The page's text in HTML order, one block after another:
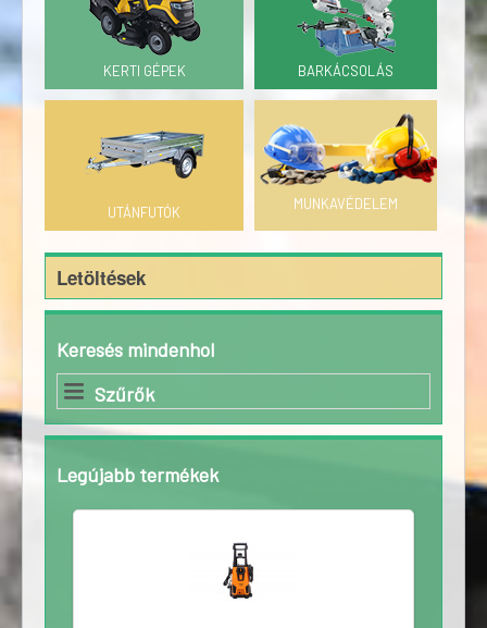
KERTI GÉPEK BARKÁCSOLÁS
UTÁNFUTÓK
MUNKAVÉDELEM
Letöltések
Keresés mindenhol
Szűrők
Legújabb termékek